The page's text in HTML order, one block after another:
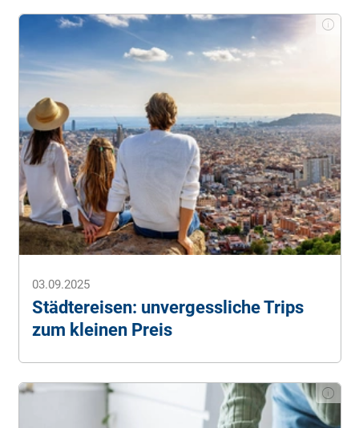
Hamburger Abendblatt.Kreuzfahrt: Berichte, Infos &
Ratgeber im Überblick . (Stand: 07.10.2025).
Schiffe und Kreuzfahrten.Kreuzfahrt Ratgeber
07.10.2025).
Seetours.
Die erste Kreuzfahrt: Das sollten Einsteiger
beachten. (Stand: 07.10.2025).
STERN.de.Ratgeber Kreuzfahrt: Erlebnis
Kreuzfahrt. (Stand: 07.10.2025).
Urlaubsguru.Top 17 Kreuzfahrt-Tipps für
Neulinge. (Stand: 07.10.2025).
Utopia (2024).10 Dinge, die du über Kreuzfahrten wissen
03.09.2025
Städtereisen: unvergessliche Trips
zum kleinen Preis